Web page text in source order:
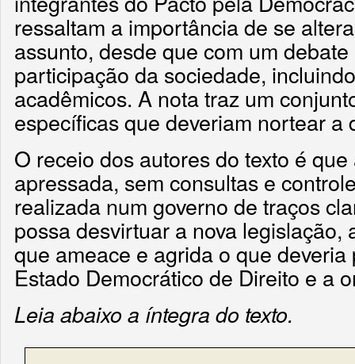
ressaltam a importância de se
assunto, desde que com um
participação da sociedade,
acadêmicos. A nota traz um
específicas que deveriam nortear a
O receio dos autores do texto é
apressada, sem consultas e
realizada num governo de traços
possa desvirtuar a nova legislação,
que ameace e agrida o que deveria
Estado Democrático de Direito e a
Leia abaixo a íntegra do texto.